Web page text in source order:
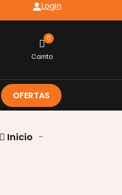
Login
0
Carrito
OFERTAS
Inicio -